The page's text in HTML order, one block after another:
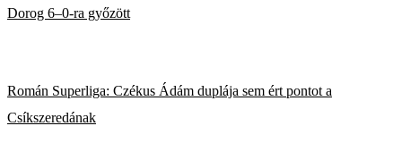
Dorog 6–0-ra győzött
Román Superliga: Czékus Ádám duplája sem ért pontot a
Csíkszeredának